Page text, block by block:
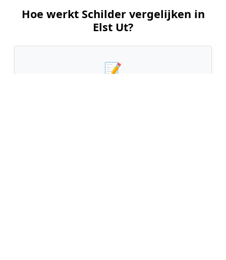
Hoe werkt Schilder vergelijken in
Elst Ut?
📝